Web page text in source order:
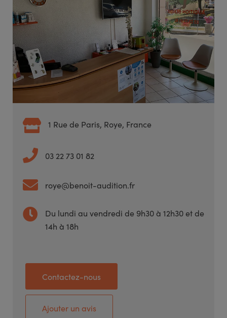
1 Rue de Paris, Roye, France
03 22 73 01 82
roye@benoit-audition.fr
Du lundi au vendredi de 9h30 à 12h30 et de
14h à 18h
Contactez-nous
Ajouter un avis